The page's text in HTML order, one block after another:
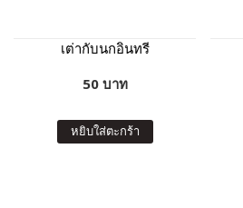
เต่ากับนกอินทรี
50 บาท
หยิบใส่ตะกร้า